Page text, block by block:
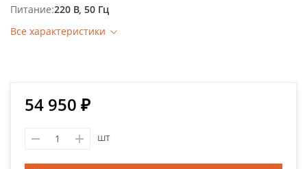
Питание 220 В, 50 Гц
Все характеристики
54 950 ₽
шт